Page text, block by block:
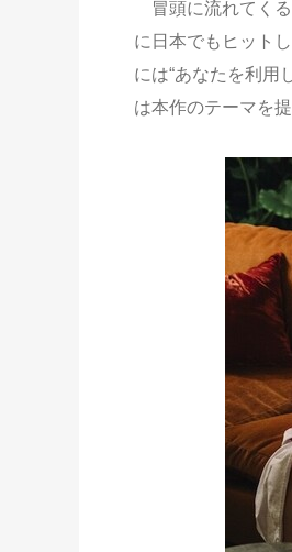
冒頭に流れてくる
に日本でもヒット
には“あなたを利
は本作のテーマを